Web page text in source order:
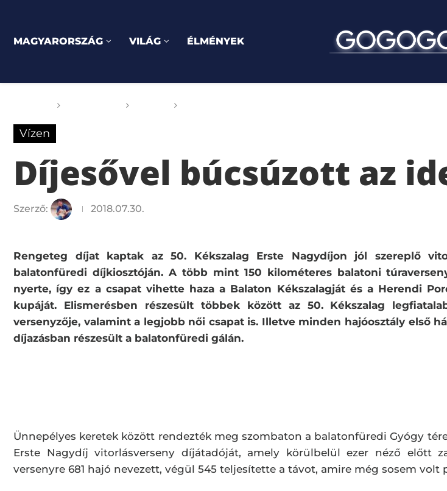
MAGYARORSZÁG VILÁG ÉLMÉNYEK
Vízen
Díjesővel búcsúzott az
Szerző: 2018.07.30.
Rengeteg díjat kaptak az 50. Kékszalag Erste Nagydíjon jól szereplő
balatonfüredi díjkiosztóján. A több mint 150 kilométeres balatoni
nyerte, így ez a csapat vihette haza a Balaton Kékszalagját és a Herendi
kupáját. Elismerésben részesült többek között az 50. Kékszalag
versenyzője, valamint a legjobb női csapat is. Illetve minden hajóosztály első
díjazásban részesült a balatonfüredi gálán.
Ünnepélyes keretek között rendezték meg szombaton a balatonfüredi Gyógy
Erste Nagydíj vitorlásverseny díjátadóját, amely körülbelül ezer néző előtt
versenyre 681 hajó nevezett, végül 545 teljesítette a távot, amire még sosem volt